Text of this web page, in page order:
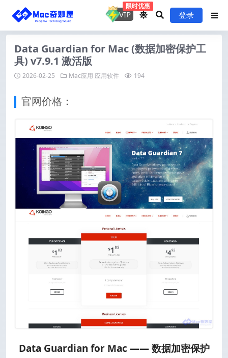
VIP
限时优惠
登录
Data Guardian for Mac (数据加密保护工
具) v7.9.1 激活版
2026-02-25 Mac应用 应用软件 194
官网价格：
Data Guardian for Mac —— 数据加密保护